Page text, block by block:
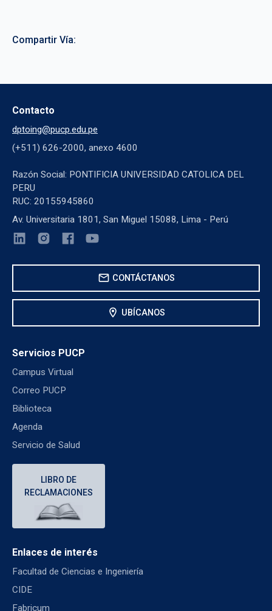
Compartir Vía:
Contacto
dptoing@pucp.edu.pe
(+511) 626-2000, anexo 4600
Razón Social: PONTIFICIA UNIVERSIDAD CATOLICA DEL
PERU
RUC: 20155945860
Av. Universitaria 1801, San Miguel 15088, Lima - Perú
mail CONTÁCTANOS
location_on UBÍCANOS
Servicios PUCP
Campus Virtual
Correo PUCP
Biblioteca
Agenda
Servicio de Salud
LIBRO DE
RECLAMACIONES
Enlaces de interés
Facultad de Ciencias e Ingeniería
CIDE
Fabricum